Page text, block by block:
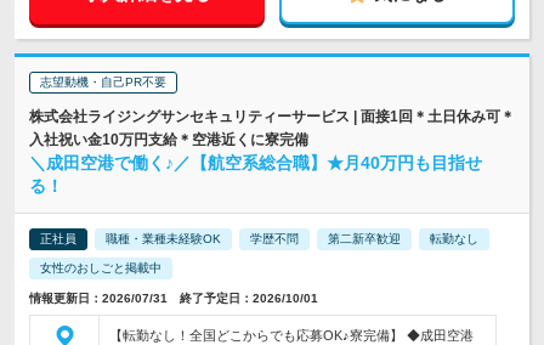
志望動機・自己PR不要
株式会社ライジングサンセキュリティーサービス | 面接1回＊土日休み可＊
入社祝い金10万円支給＊空港近くに寮完備
＼成田空港で働く♪／【航空系総合職】★月40万円も目指せ
る！
正社員 職種・業種未経験OK 学歴不問 第二新卒歓迎 転勤なし
女性のおしごと掲載中
情報更新日：2026/07/31 終了予定日：2026/10/01
【転勤なし！全国どこからでも応募OK♪寮完備】 ◆成田空港